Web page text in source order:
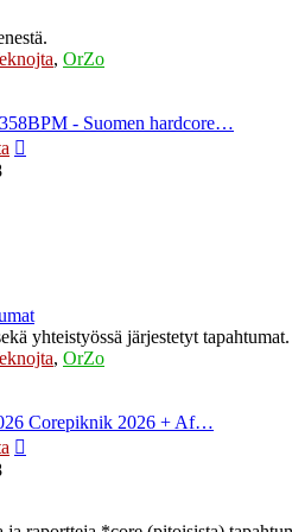
, OrZo
- Suomen hardcore…
yhteistyössä järjestetyt tapahtumat.
, OrZo
Corepiknik 2026 + Af…